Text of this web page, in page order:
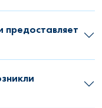
предоставляет